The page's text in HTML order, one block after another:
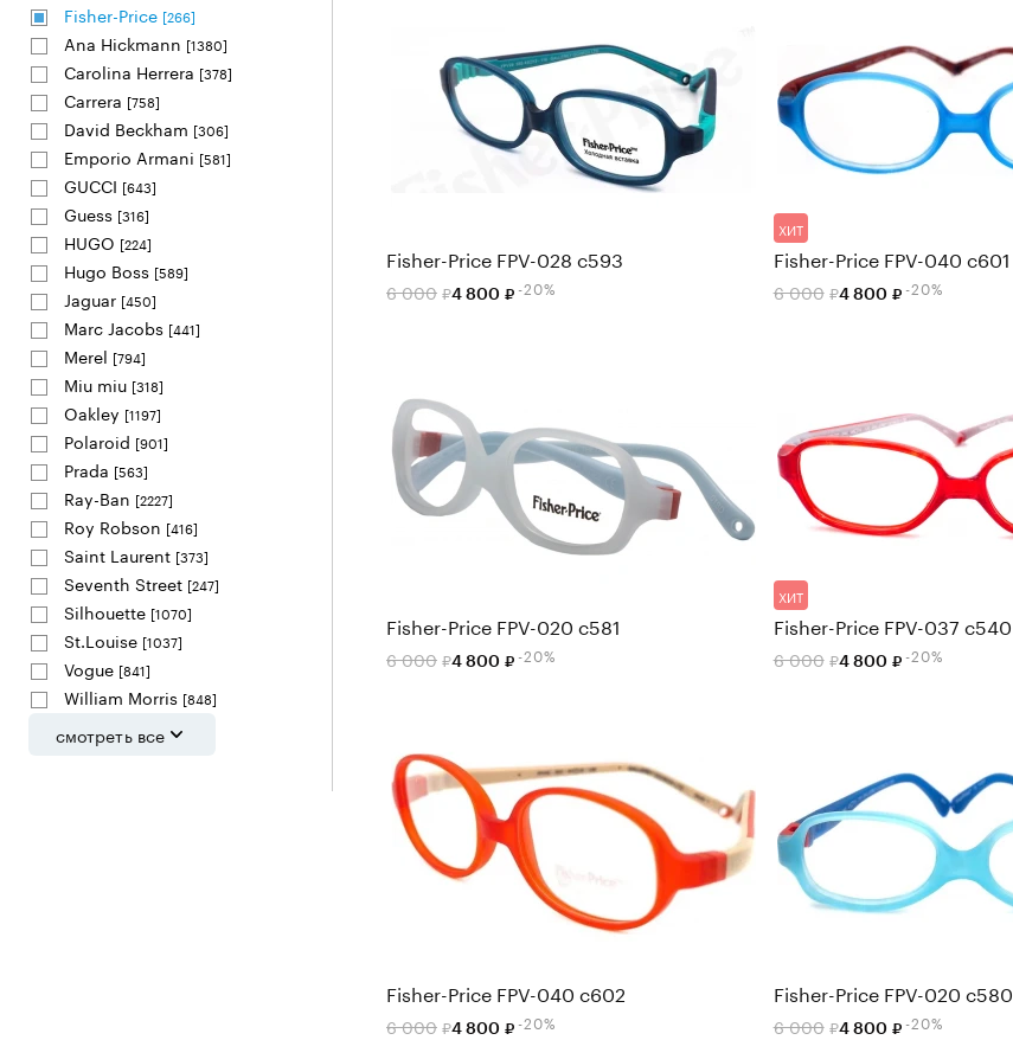
Fisher-Price [266]
Ana Hickmann [1380]
Carolina Herrera [378]
Carrera [758]
David Beckham [306]
Emporio Armani [581]
GUCCI [643]
Guess [316]
HUGO [224]
Hugo Boss [589]
Jaguar [450]
Marc Jacobs [441]
Merel [794]
Miu miu [318]
Oakley [1197]
Polaroid [901]
Prada [563]
Ray-Ban [2227]
Roy Robson [416]
Saint Laurent [373]
Seventh Street [247]
Silhouette [1070]
St.Louise [1037]
Vogue [841]
William Morris [848]
смотреть все
Fisher-Price FPV-028 c593
6 000 4 800 -20%
ХИТ
Fisher-Price FPV-040 c601
6 000 4 800 -20%
Fisher-Price FPV-020 c581
6 000 4 800 -20%
ХИТ
Fisher-Price FPV-037 c540
6 000 4 800 -20%
Fisher-Price FPV-040 c602
6 000 4 800 -20%
Fisher-Price FPV-020 c580
6 000 4 800 -20%